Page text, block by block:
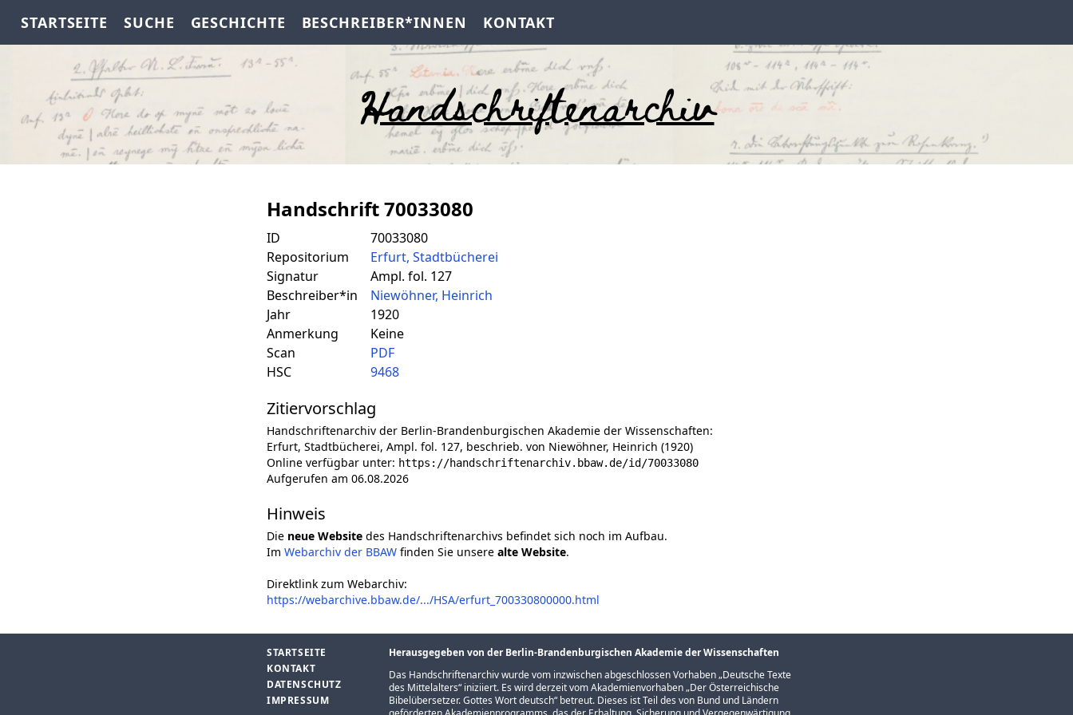
STARTSEITE SUCHE GESCHICHTE BESCHREIBER*INNEN KONTAKT
Handschriftenarchiv
Handschrift 70033080
ID
70033080
Repositorium
Erfurt, Stadtbücherei
Signatur
Ampl. fol. 127
Beschreiber*in
Niewöhner, Heinrich
Jahr
1920
Anmerkung
Keine
Scan
PDF
HSC
9468
Zitiervorschlag
Handschriftenarchiv der Berlin-Brandenburgischen Akademie der Wissenschaften:
Erfurt, Stadtbücherei, Ampl. fol. 127, beschrieb. von Niewöhner, Heinrich (1920)
Online verfügbar unter: https://handschriftenarchiv.bbaw.de/id/70033080
Aufgerufen am 06.08.2026
Hinweis
Die neue Website des Handschriftenarchivs befindet sich noch im Aufbau.
Im Webarchiv der BBAW finden Sie unsere alte Website.
Direktlink zum Webarchiv:
https://webarchive.bbaw.de/.../HSA/erfurt_700330800000.html
STARTSEITE
KONTAKT
DATENSCHUTZ
IMPRESSUM
Herausgegeben von der Berlin-Brandenburgischen Akademie der Wissenschaften
Das Handschriftenarchiv wurde vom inzwischen abgeschlossen Vorhaben „Deutsche Texte
des Mittelalters“ iniziiert. Es wird derzeit vom Akademienvorhaben „Der Österreichische
Bibelübersetzer. Gottes Wort deutsch“ betreut. Dieses ist Teil des von Bund und Ländern